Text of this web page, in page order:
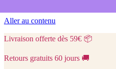
Aller au contenu
Livraison offerte dès 59€ 📦
Retours gratuits 60 jours 🚚